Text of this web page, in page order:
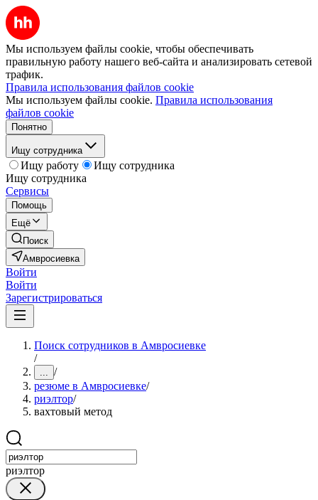
Мы используем файлы cookie, чтобы обеспечивать
правильную работу нашего веб-сайта и анализировать сетевой
трафик.
Правила использования файлов cookie
Мы используем файлы cookie. Правила использования
файлов cookie
Понятно
Ищу сотрудника
Ищу работу
Ищу сотрудника
Ищу сотрудника
Сервисы
Помощь
Ещё
Поиск
Амвросиевка
Войти
Войти
Зарегистрироваться
Поиск сотрудников в Амвросиевке
/
... /
резюме в Амвросиевке/
риэлтор/
вахтовый метод
риэлтор